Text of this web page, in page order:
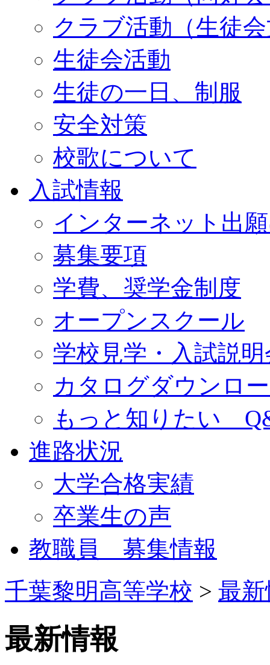
クラブ活動（生徒
生徒会活動
生徒の一日、制服
安全対策
校歌について
入試情報
インターネット出
募集要項
学費、奨学金制度
オープンスクール
学校見学・入試説明
カタログダウンロ
もっと知りたい
進路状況
大学合格実績
卒業生の声
教職員 募集情報
千葉黎明高等学校 > 最
最新情報